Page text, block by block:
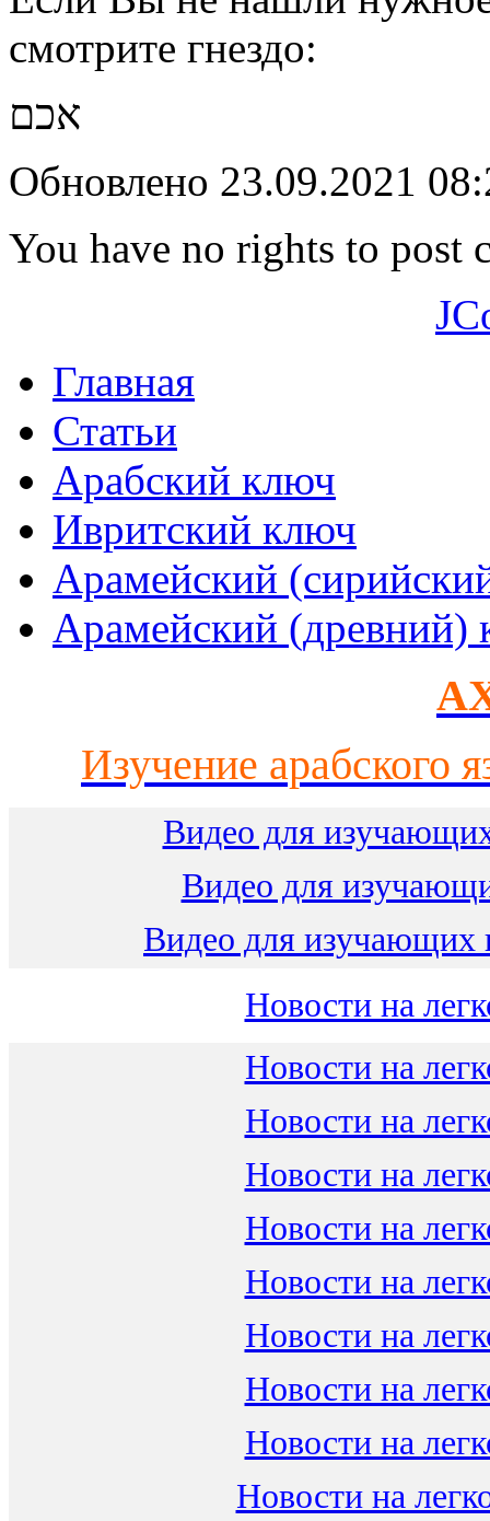
смотрите гнездо:
אכם
Обновлено 23.09.2021
You have no rights to post
Главная
Статьи
Арабский ключ
Ивритский ключ
Арамейский
Арамейский (древний)
Изучение арабского
Видео для
Видео для
Видео для изучающих
Новости на
Новости на
Новости на
Новости на
Новости на
Новости на
Новости на
Новости на
Новости на
Новости на